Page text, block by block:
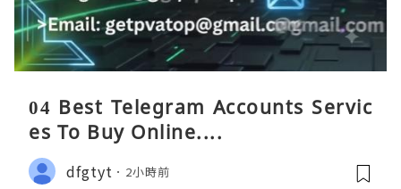
04 Best Telegram Accounts Servic
es To Buy Online....
dfgtyt 2小時前